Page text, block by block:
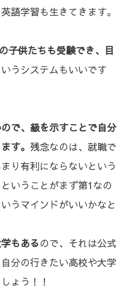
語学習も生きてきます。
子供たちも受験でき、目
うシステムもいいです
で、級を示すことで自分
す。 残念なのは、就職で
り有利にならないという
いうことがまず第1なの
うマインドがいいかなと
もあるので、それは公式
分の行きたい高校や大学
ょう！！